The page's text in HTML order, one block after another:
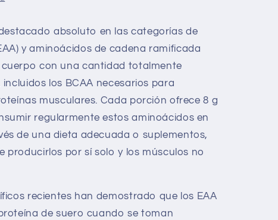
absoluto en las categorías de
y aminoácidos de cadena ramificada
cuerpo con una cantidad totalmente
los BCAA necesarios para
musculares. Cada porción ofrece 8 g
regularmente estos aminoácidos en
de una dieta adecuada o suplementos,
producirlos por sí solo y los músculos no
recientes han demostrado que los EAA
de suero cuando se toman